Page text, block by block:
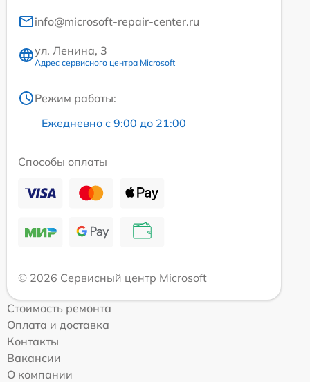
info@microsoft-repair-center.ru
ул. Ленина, 3
Адрес сервисного центра Microsoft
Режим работы:
Ежедневно с 9:00 до 21:00
Способы оплаты
© 2026 Сервисный центр Microsoft
Стоимость ремонта
Оплата и доставка
Контакты
Вакансии
О компании